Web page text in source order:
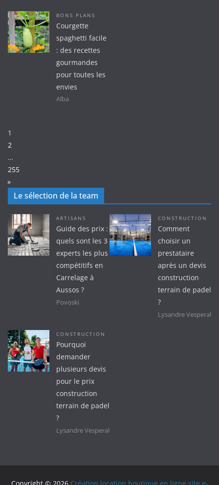
BONS PLANS
Courgette
spaghetti facile
: des recettes
gourmandes
pour toutes les
envies
Alba
1
2
…
255
N
x
»
Le sélection de la team
ARTISANS
Guide des prix :
quels sont les 3
experts les plus
compétitifs en
Carrelage à
Aussos ?
Povoski
CONSTRUCTION
Comment
choisir un
prestataire
après un devis
construction
terrain de padel
?
Lysandre Vesperal
CONSTRUCTION
Pourquoi
demander
plusieurs devis
pour le prix
construction
terrain de padel
?
Lysandre Vesperal
Copyright © 2026 Création location boutique en ligne site e-